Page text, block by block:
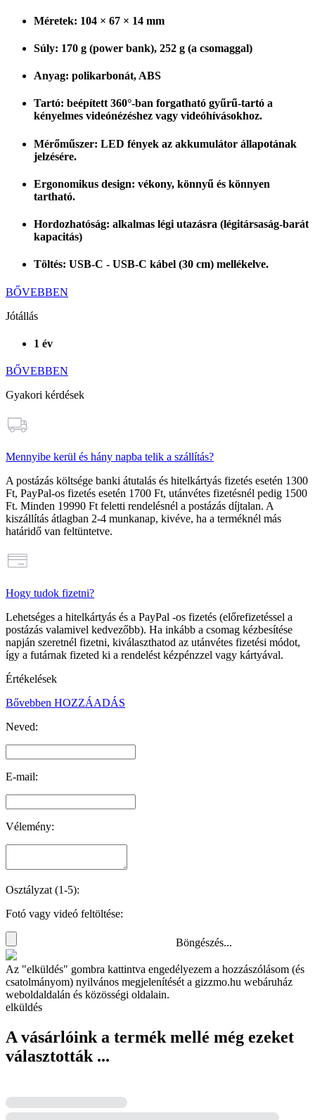
Méretek: 104 × 67 × 14 mm
Súly: 170 g (power bank), 252 g (a csomaggal)
Anyag: polikarbonát, ABS
Tartó: beépített 360°-ban forgatható gyűrű-tartó a
kényelmes videónézéshez vagy videóhívásokhoz.
Mérőműszer: LED fények az akkumulátor állapotának
jelzésére.
Ergonomikus design: vékony, könnyű és könnyen
tartható.
Hordozhatóság: alkalmas légi utazásra (légitársaság-barát
kapacitás)
Töltés: USB-C - USB-C kábel (30 cm) mellékelve.
BŐVEBBEN
Jótállás
1 év
BŐVEBBEN
Gyakori kérdések
Mennyibe kerül és hány napba telik a szállítás?
A postázás költsége banki átutalás és hitelkártyás fizetés esetén 1300
Ft, PayPal-os fizetés esetén 1700 Ft, utánvétes fizetésnél pedig 1500
Ft. Minden 19990 Ft feletti rendelésnél a postázás díjtalan. A
kiszállítás átlagban 2-4 munkanap, kivéve, ha a terméknél más
határidő van feltüntetve.
Hogy tudok fizetni?
Lehetséges a hitelkártyás és a PayPal -os fizetés (előrefizetéssel a
postázás valamivel kedvezőbb). Ha inkább a csomag kézbesítése
napján szeretnél fizetni, kiválaszthatod az utánvétes fizetési módot,
így a futárnak fizeted ki a rendelést kézpénzzel vagy kártyával.
Értékelések
Bővebben HOZZÁADÁS
Neved:
E-mail:
Vélemény:
Osztályzat (1-5):
Fotó vagy videó feltöltése:
Böngészés...
Az "elküldés" gombra kattintva engedélyezem a hozzászólásom (és
csatolmányom) nyilvános megjelenítését a gizzmo.hu webáruház
weboldaldalán és közösségi oldalain.
elküldés
A vásárlóink a termék mellé még ezeket
választották ...